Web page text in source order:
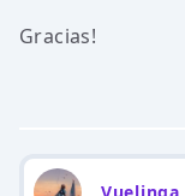
Gracias!